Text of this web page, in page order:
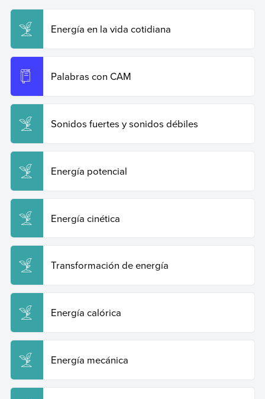
Recuperado el 19 de junio de 2026 de
https://www.ejemplos.co/ejemplos-de-energia-sonora-o-
acustica/
Energía en la vida cotidiana
Palabras con CAM
Sonidos fuertes y sonidos débiles
Energía potencial
Energía cinética
Transformación de energía
Energía calórica
Energía mecánica